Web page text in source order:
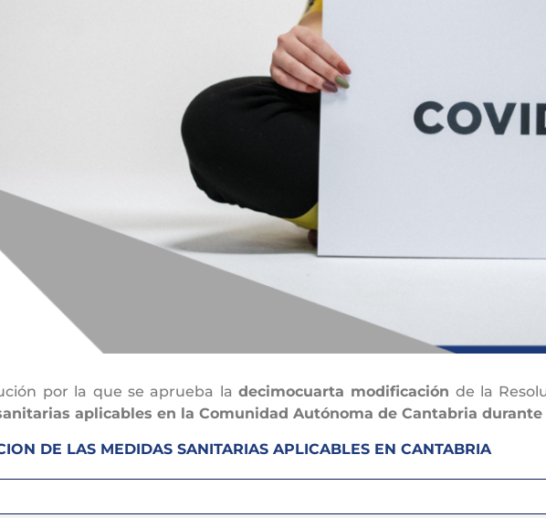
por la que se aprueba la decimocuarta modificación de la
aplicables en la Comunidad Autónoma de Cantabria
DE LAS MEDIDAS SANITARIAS APLICABLES EN CANTABRIA